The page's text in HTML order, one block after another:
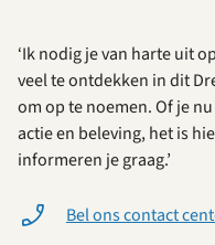
‘Ik nodig je van harte uit
veel te ontdekken in dit
om op te noemen. Of je
actie en beleving, het is
informeren je graag.’
Bel ons contact